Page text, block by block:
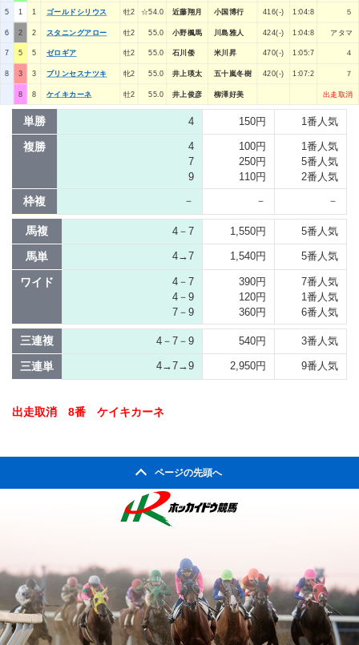
5 1 1 ゴールドシリウス 牡2 ☆54.0 近藤翔月 小国博行 416(-) 1:04:8 ５
6 2 2 スタニングアロー 牡2 55.0 小野楓馬 川島雅人 424(-) 1:04:8 アタマ
7 5 5 ゼロギア 牡2 55.0 石川倭 米川昇 470(-) 1:05:7 ４
8 3 3 プリンセスナツキ 牝2 55.0 井上瑛太 五十嵐冬樹 420(-) 1:07:2 ７
8 8 ケイキカーネ 牡2 55.0 井上俊彦 柳澤好美 出走取消
単勝 4 150円 1番人気
複勝
4
7
9
100円
250円
110円
1番人気
5番人気
2番人気
枠複 － － －
馬複 4－7 1,550円 5番人気
馬単 4→7 1,540円 5番人気
ワイド
4－7
4－9
7－9
390円
120円
360円
7番人気
1番人気
6番人気
三連複 4－7－9 540円 3番人気
三連単 4→7→9 2,950円 9番人気
出走取消 8番 ケイキカーネ
ページの先頭へ